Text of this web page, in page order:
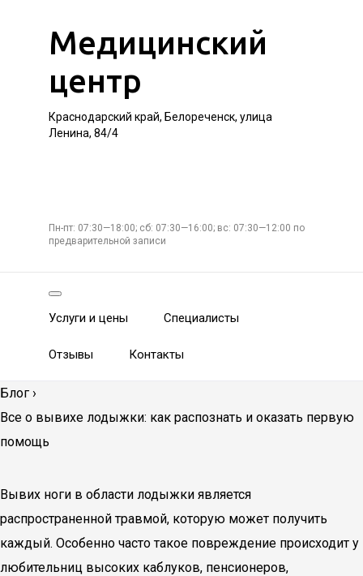
Медицинский
центр
Краснодарский край, Белореченск, улица
Ленина, 84/4
Пн-пт: 07:30—18:00; сб: 07:30—16:00; вс: 07:30—12:00 по
предварительной записи
Услуги и цены Специалисты
Отзывы Контакты
Блог ›
Все о вывихе лодыжки: как распознать и оказать первую
помощь
Вывих ноги в области лодыжки является
распространенной травмой, которую может получить
каждый. Особенно часто такое повреждение происходит у
любительниц высоких каблуков, пенсионеров,